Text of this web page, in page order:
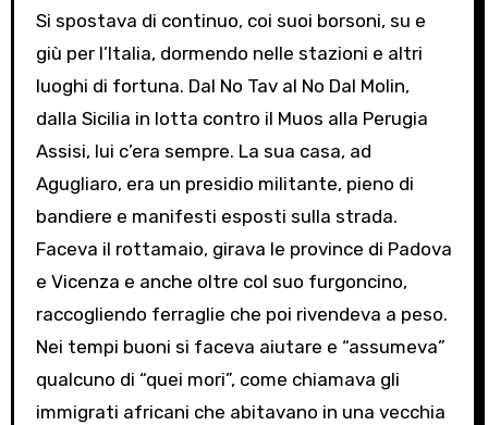
Si spostava di continuo, coi suoi borsoni, su e
giù per l’Italia, dormendo nelle stazioni e altri
luoghi di fortuna. Dal No Tav al No Dal Molin,
dalla Sicilia in lotta contro il Muos alla Perugia
Assisi, lui c’era sempre. La sua casa, ad
Agugliaro, era un presidio militante, pieno di
bandiere e manifesti esposti sulla strada.
Faceva il rottamaio, girava le province di Padova
e Vicenza e anche oltre col suo furgoncino,
raccogliendo ferraglie che poi rivendeva a peso.
Nei tempi buoni si faceva aiutare e “assumeva”
qualcuno di “quei mori”, come chiamava gli
immigrati africani che abitavano in una vecchia